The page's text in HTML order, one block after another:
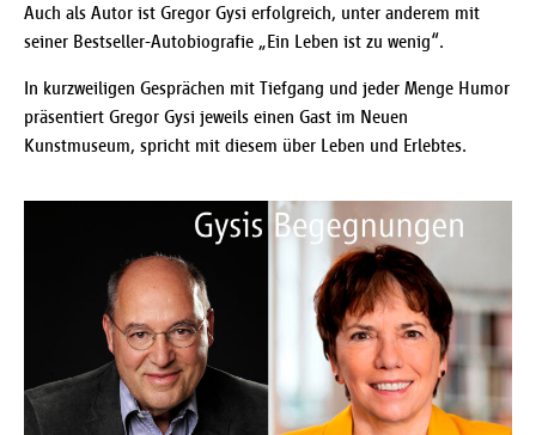
Auch als Autor ist Gregor Gysi erfolgreich, unter anderem mit
seiner Bestseller-Autobiografie „Ein Leben ist zu wenig“.
In kurzweiligen Gesprächen mit Tiefgang und jeder Menge Humor
präsentiert Gregor Gysi jeweils einen Gast im Neuen
Kunstmuseum, spricht mit diesem über Leben und Erlebtes.